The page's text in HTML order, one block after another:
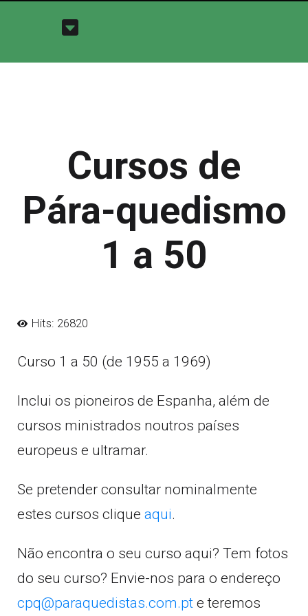
Cursos de
Pára-quedismo
1 a 50
Hits: 26820
Curso 1 a 50 (de 1955 a 1969)
Inclui os pioneiros de Espanha, além de
cursos ministrados noutros países
europeus e ultramar.
Se pretender consultar nominalmente
estes cursos clique aqui.
Não encontra o seu curso aqui? Tem fotos
do seu curso? Envie-nos para o endereço
cpq@paraquedistas.com.pt e teremos